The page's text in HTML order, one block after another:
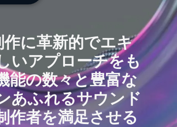
に革新的でエキ
いアプローチをも
能の数々と豊富な
あふれるサウンド
作者を満足させる